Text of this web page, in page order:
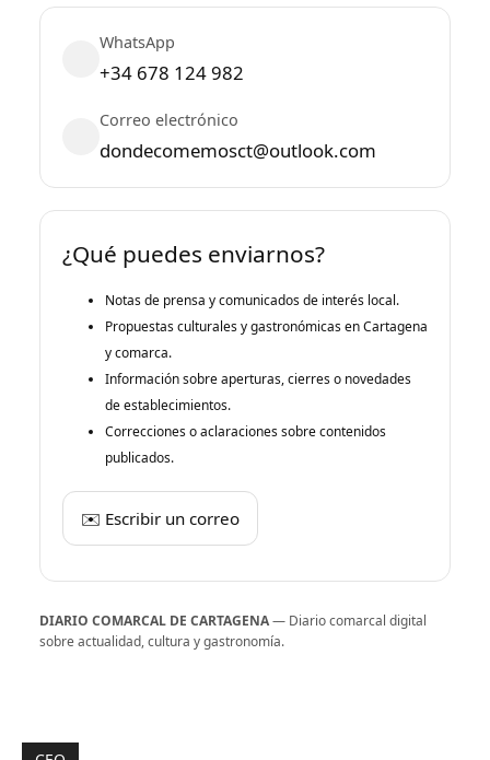
WhatsApp
+34 678 124 982
Correo electrónico
dondecomemosct@outlook.com
¿Qué puedes enviarnos?
Notas de prensa y comunicados de interés local.
Propuestas culturales y gastronómicas en Cartagena
y comarca.
Información sobre aperturas, cierres o novedades
de establecimientos.
Correcciones o aclaraciones sobre contenidos
publicados.
✉️ Escribir un correo
DIARIO COMARCAL DE CARTAGENA— Diario comarcal digital
sobre actualidad, cultura y gastronomía.